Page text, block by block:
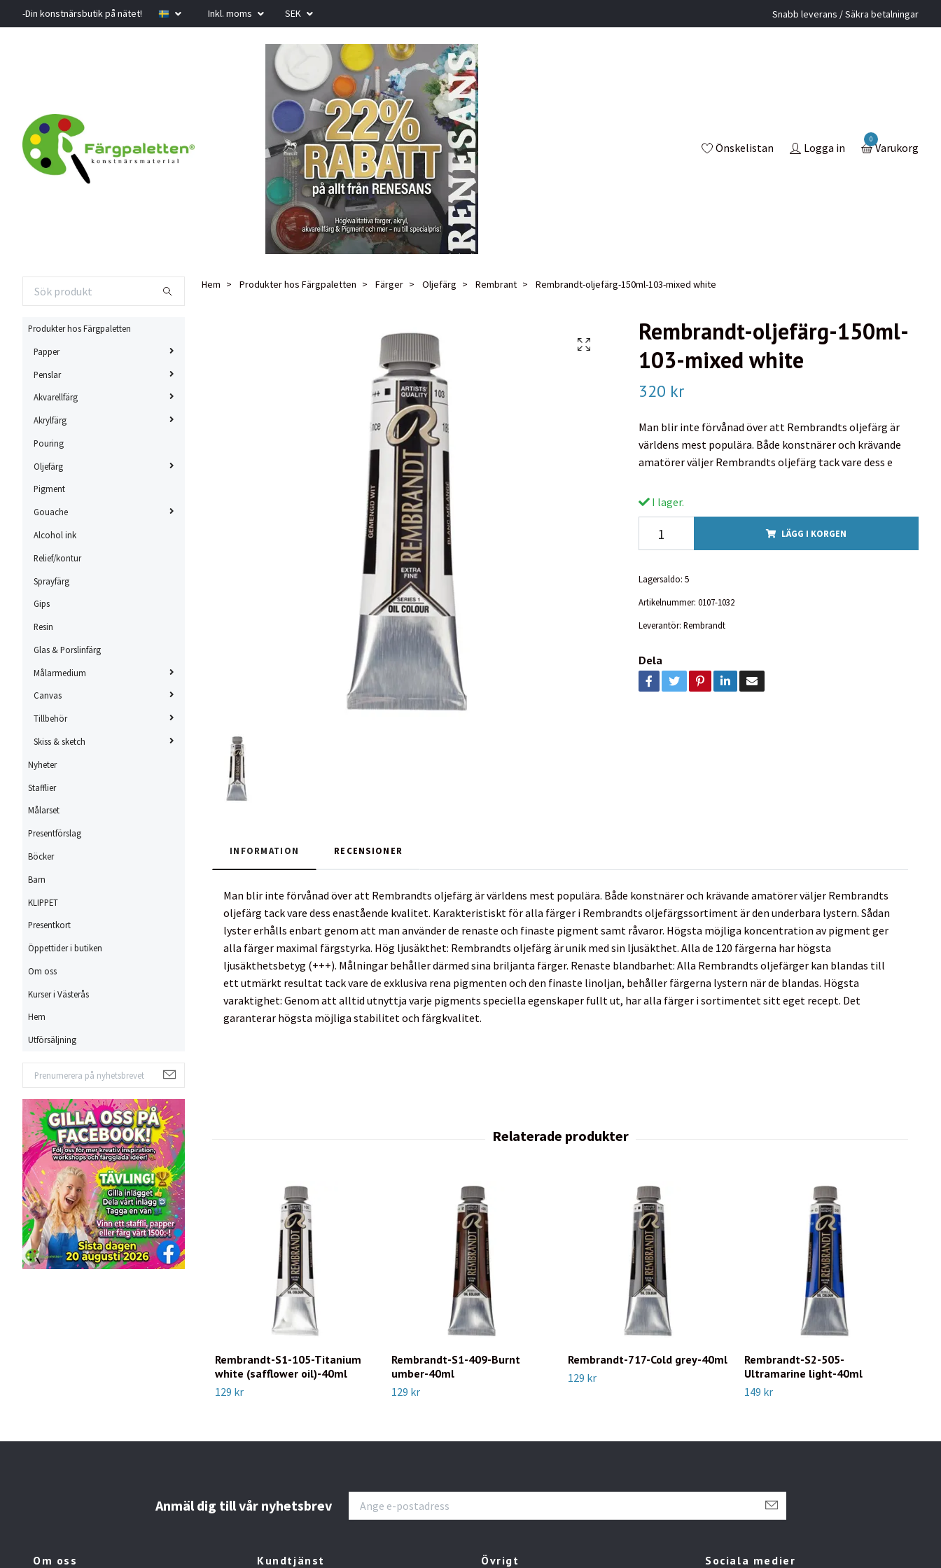
-Din konstnärsbutik på nätet! Inkl. moms SEK Snabb leverans / Säkra betalningar
Önskelistan Logga in
0
Varukorg
Produkter hos Färgpaletten
Papper
Penslar
Akvarellfärg
Akrylfärg
Pouring
Oljefärg
Pigment
Gouache
Alcohol ink
Relief/kontur
Sprayfärg
Gips
Resin
Glas & Porslinfärg
Målarmedium
Canvas
Tillbehör
Skiss & sketch
Nyheter
Stafflier
Målarset
Presentförslag
Böcker
Barn
KLIPPET
Presentkort
Öppettider i butiken
Om oss
Kurser i Västerås
Hem
Utförsäljning
Hem Produkter hos Färgpaletten Färger Oljefärg Rembrant Rembrandt-oljefärg-150ml-103-mixed white
Rembrandt-oljefärg-150ml-
103-mixed white
320 kr
Man blir inte förvånad över att Rembrandts oljefärg är
världens mest populära. Både konstnärer och krävande
amatörer väljer Rembrandts oljefärg tack vare dess e
I lager.
LÄGG I KORGEN
Lagersaldo: 5
Artikelnummer: 0107-1032
Leverantör: Rembrandt
Dela
INFORMATION RECENSIONER
Man blir inte förvånad över att Rembrandts oljefärg är världens mest populära. Både konstnärer och krävande amatörer väljer Rembrandts
oljefärg tack vare dess enastående kvalitet. Karakteristiskt för alla färger i Rembrandts oljefärgssortiment är den underbara lystern. Sådan
lyster erhålls enbart genom att man använder de renaste och finaste pigment samt råvaror. Högsta möjliga koncentration av pigment ger
alla färger maximal färgstyrka. Hög ljusäkthet: Rembrandts oljefärg är unik med sin ljusäkthet. Alla de 120 färgerna har högsta
ljusäkthetsbetyg (+++). Målningar behåller därmed sina briljanta färger. Renaste blandbarhet: Alla Rembrandts oljefärger kan blandas till
ett utmärkt resultat tack vare de exklusiva rena pigmenten och den finaste linoljan, behåller färgerna lystern när de blandas. Högsta
varaktighet: Genom att alltid utnyttja varje pigments speciella egenskaper fullt ut, har alla färger i sortimentet sitt eget recept. Det
garanterar högsta möjliga stabilitet och färgkvalitet.
Rembrandt-S1-105-Titanium
white (safflower oil)-40ml
129 kr
Rembrandt-S1-409-Burnt
umber-40ml
129 kr
Rembrandt-717-Cold grey-40ml
129 kr
Rembrandt-S2-505-
Ultramarine light-40ml
149 kr
Anmäl dig till vår nyhetsbrev
Om oss Kundtjänst Övrigt Sociala medier